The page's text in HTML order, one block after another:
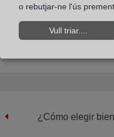
Compartir:
¿Cómo elegir
o rebutjar-ne l'ús
Vull triar....